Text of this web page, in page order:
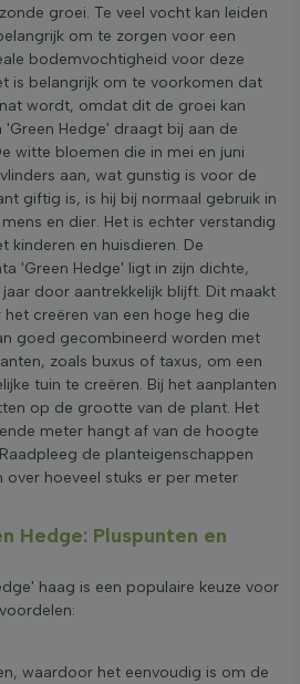
groei. Te veel vocht kan leiden
om te zorgen voor een
bodemvochtigheid voor deze
is belangrijk om te voorkomen dat
wordt, omdat dit de groei kan
'Green Hedge' draagt bij aan de
witte bloemen die in mei en juni
aan, wat gunstig is voor de
giftig is, is hij bij normaal gebruik in
en dier. Het is echter verstandig
kinderen en huisdieren. De
'Green Hedge' ligt in zijn dichte,
door aantrekkelijk blijft. Dit maakt
het creëren van een hoge heg die
goed gecombineerd worden met
zoals buxus of taxus, om een
tuin te creëren. Bij het aanplanten
op de grootte van de plant. Het
meter hangt af van de hoogte
de planteigenschappen
hoeveel stuks er per meter
Hedge: Pluspunten en
haag is een populaire keuze voor
waardoor het eenvoudig is om de